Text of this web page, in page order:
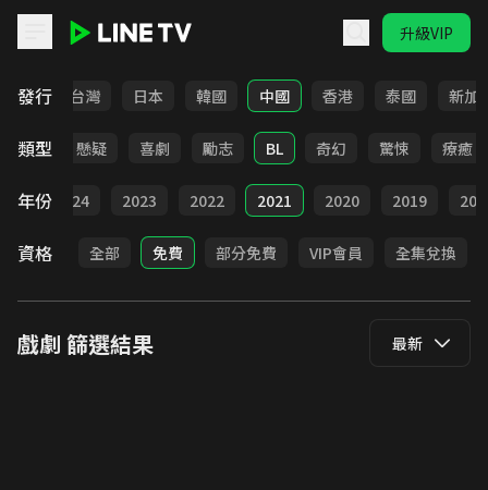
升級VIP
發行
全部 台灣 日本 韓國 中國 香港 泰國 新加
類型
甜寵 懸疑 喜劇 勵志 BL 奇幻 驚悚 療癒
年份 2024 2023 2022 2021 2020 2019
資格 全部 免費 部分免費 VIP會員 全集兌換
戲劇 篩選結果 最新